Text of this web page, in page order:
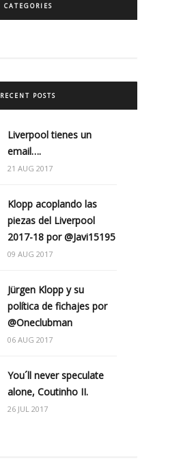
CATEGORIES
RECENT POSTS
Liverpool tienes un
email….
21 AUG 2017
Klopp acoplando las
piezas del Liverpool
2017-18 por @Javi15195
09 AUG 2017
Jürgen Klopp y su
política de fichajes por
@Oneclubman
06 AUG 2017
You´ll never speculate
alone, Coutinho II.
26 JUL 2017